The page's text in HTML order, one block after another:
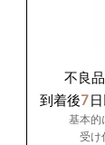
不良
到着後7
基本的
受け